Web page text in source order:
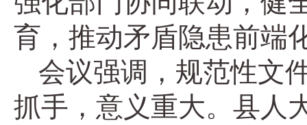
育，推动矛盾隐患前端
会议强调，规范性文
抓手，意义重大。县人